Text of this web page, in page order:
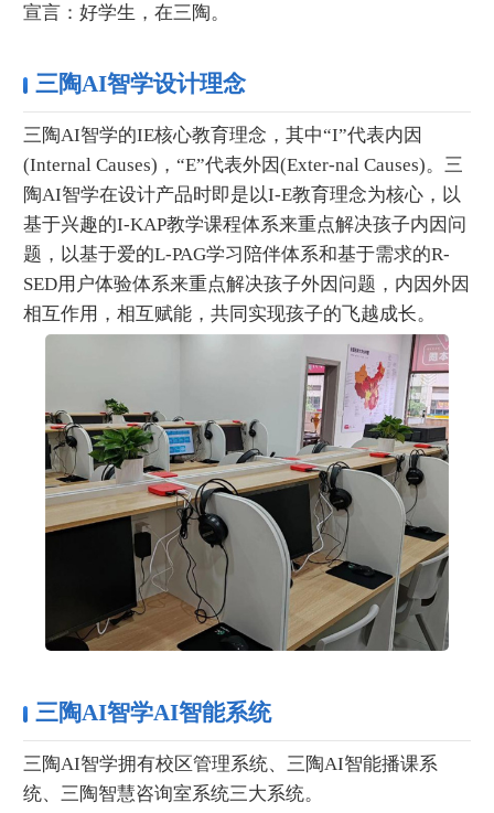
宣言：好学生，在三陶。
三陶AI智学设计理念
三陶AI智学的IE核心教育理念，其中“I”代表内因
(Internal Causes)，“E”代表外因(Exter-nal Causes)。三
陶AI智学在设计产品时即是以I-E教育理念为核心，以
基于兴趣的I-KAP教学课程体系来重点解决孩子内因问
题，以基于爱的L-PAG学习陪伴体系和基于需求的R-
SED用户体验体系来重点解决孩子外因问题，内因外因
相互作用，相互赋能，共同实现孩子的飞越成长。
三陶AI智学AI智能系统
三陶AI智学拥有校区管理系统、三陶AI智能播课系
统、三陶智慧咨询室系统三大系统。